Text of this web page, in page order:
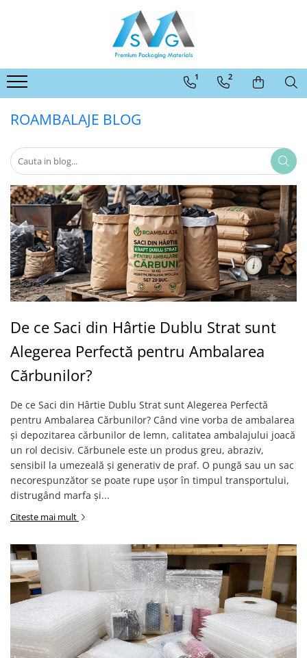
Categorii ambalaje MSG
Ambalaje pentru comert online
Ambalaje pentru panificatie,
Ambalaje pentru abatoare si
Ambalaje pentru comert offline
Ambalaje pentru industria
moraritului
Ambalaje agro-industriale
Protectie
Alte ambalaje
1 2
ROAMBALAJE BLOG
De ce Saci din Hârtie Dublu Strat sunt
Alegerea Perfectă pentru Ambalarea
Cărbunilor?
De ce Saci din Hârtie Dublu Strat sunt Alegerea Perfectă
pentru Ambalarea Cărbunilor? Când vine vorba de ambalarea
și depozitarea cărbunilor de lemn, calitatea ambalajului joacă
un rol decisiv. Cărbunele este un produs greu, abraziv,
sensibil la umezeală și generativ de praf. O pungă sau un sac
necorespunzător se poate rupe ușor în timpul transportului,
distrugând marfa și...
Citeste mai mult